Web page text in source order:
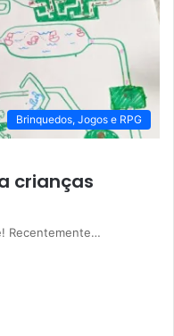
Brinquedos, Jogos e RPG
crianças
Recentemente…